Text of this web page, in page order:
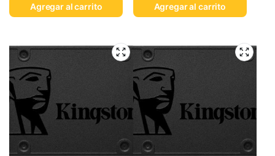
Agregar al carrito Agregar al carrito